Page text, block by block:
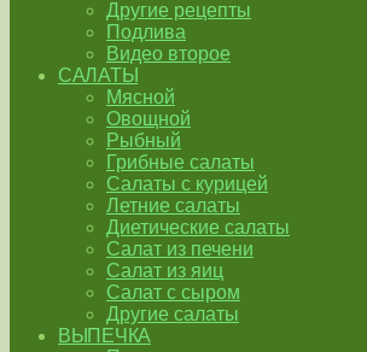
Другие рецепты
Подлива
Видео второе
САЛАТЫ
Мясной
Овощной
Рыбный
Грибные салаты
Салаты с курицей
Летние салаты
Диетические салаты
Салат из печени
Салат из яиц
Салат с сыром
Другие салаты
ВЫПЕЧКА